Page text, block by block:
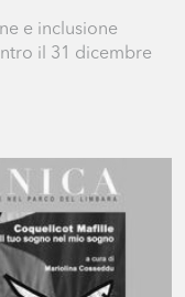
e inclusione
il 31 dicembre